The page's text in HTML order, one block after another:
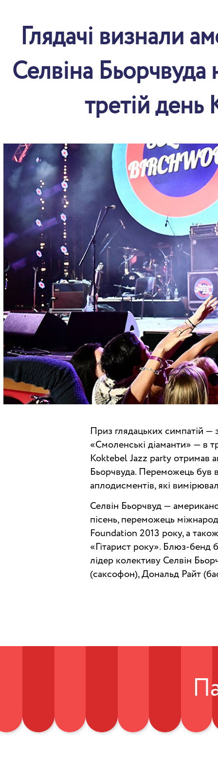
Глядачі визнали
Селвіна
третій день
Приз глядацьких симпатій —
«Смоленські діаманти» — в
Koktebel Jazz party отримав
Бьорчвуда. Переможець був
аплодисментів, які
Селвін Бьорчвуд —
пісень, переможець
Foundation 2013 року, а
«Гітарист року». Блюз-бенд
лідер колективу Селвін
(саксофон), Дональд Райт